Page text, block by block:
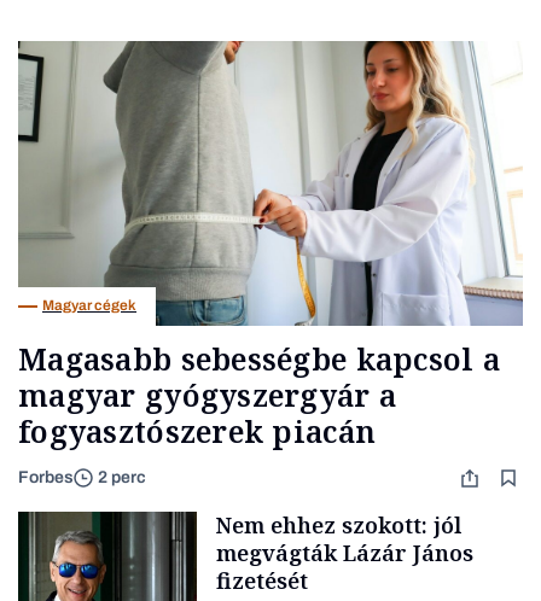
Magyar cégek
Magasabb sebességbe kapcsol a
magyar gyógyszergyár a
fogyasztószerek piacán
Forbes 2 perc
Nem ehhez szokott: jól
megvágták Lázár János
fizetését